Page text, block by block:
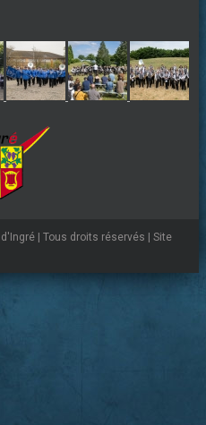
| Tous droits réservés | Site